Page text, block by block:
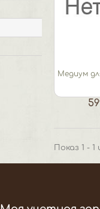
Медиум
Показ 1 -